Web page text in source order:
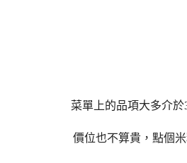
菜單上的品項大多介於
價位也不算貴，點個